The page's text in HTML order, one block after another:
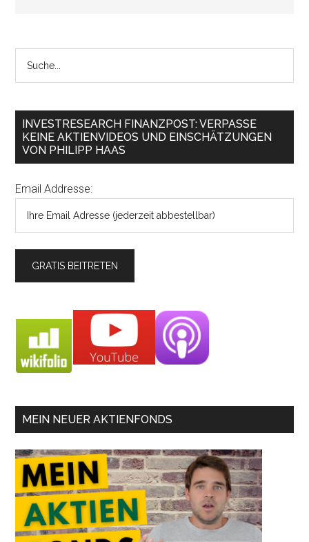
INVESTRESEARCH FINANZPOST: VERPASSE
KEINE AKTIENVIDEOS UND EINSCHÄTZUNGEN
VON PHILIPP HAAS
Email Addresse:
MEIN NEUER AKTIENFONDS